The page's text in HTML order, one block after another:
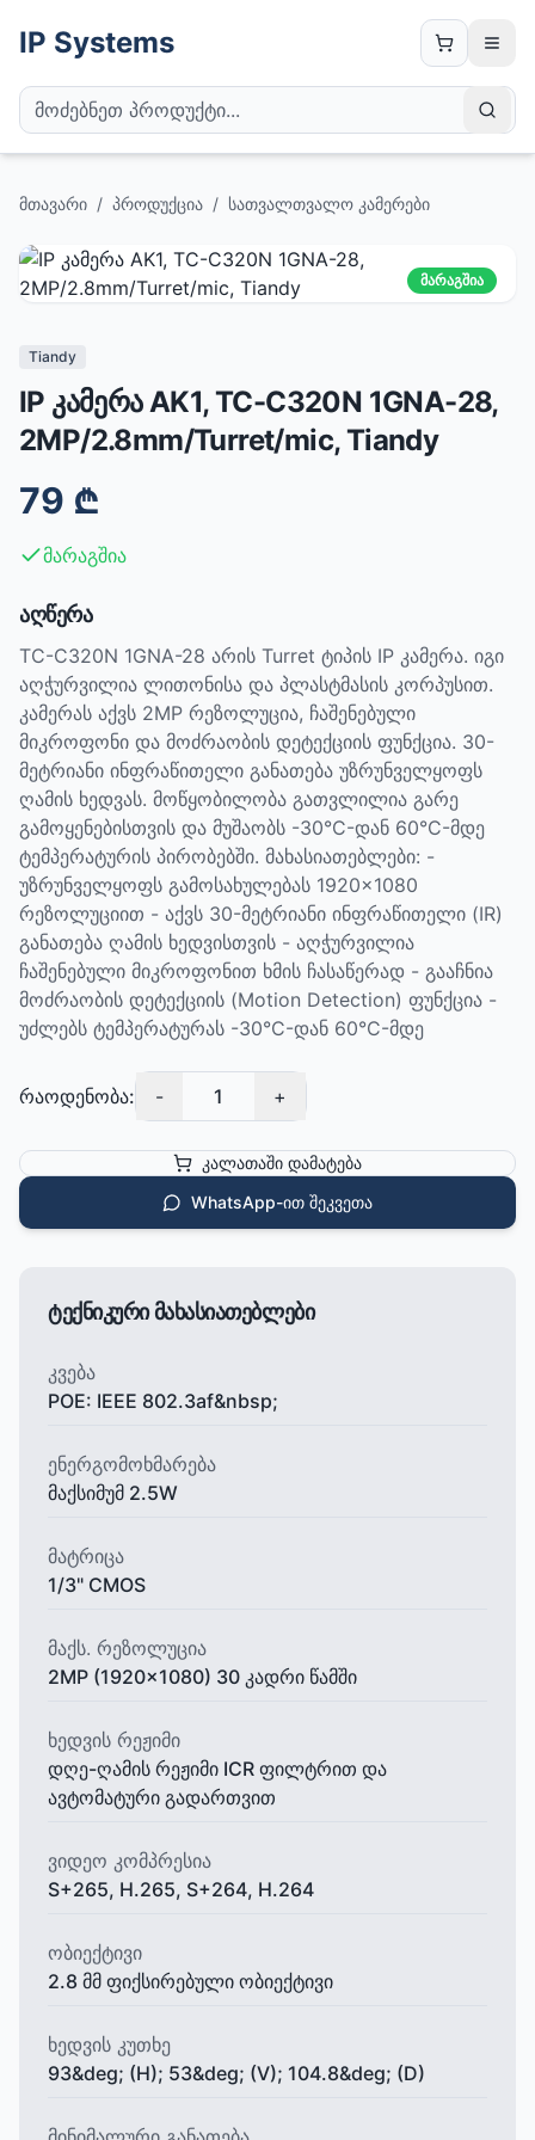
IP Systems
მთავარი / პროდუქცია / სათვალთვალო კამერები
მარაგშია
Tiandy
IP კამერა AK1, TC-C320N 1GNA-28,
2MP/2.8mm/Turret/mic, Tiandy
79 ₾
მარაგშია
აღწერა
TC-C320N 1GNA-28 არის Turret ტიპის IP კამერა. იგი
აღჭურვილია ლითონისა და პლასტმასის კორპუსით.
კამერას აქვს 2MP რეზოლუცია, ჩაშენებული
მიკროფონი და მოძრაობის დეტექციის ფუნქცია. 30-
მეტრიანი ინფრაწითელი განათება უზრუნველყოფს
ღამის ხედვას. მოწყობილობა გათვლილია გარე
გამოყენებისთვის და მუშაობს -30°C-დან 60°C-მდე
ტემპერატურის პირობებში. მახასიათებლები: -
უზრუნველყოფს გამოსახულებას 1920×1080
რეზოლუციით - აქვს 30-მეტრიანი ინფრაწითელი (IR)
განათება ღამის ხედვისთვის - აღჭურვილია
ჩაშენებული მიკროფონით ხმის ჩასაწერად - გააჩნია
მოძრაობის დეტექციის (Motion Detection) ფუნქცია -
უძლებს ტემპერატურას -30°C-დან 60°C-მდე
რაოდენობა: - 1 +
კალათაში დამატება
WhatsApp-ით შეკვეთა
ტექნიკური მახასიათებლები
კვება
POE: IEEE 802.3af&nbsp;
ენერგომოხმარება
მაქსიმუმ 2.5W
მატრიცა
1/3" CMOS
მაქს. რეზოლუცია
2MP (1920x1080) 30 კადრი წამში
ხედვის რეჟიმი
დღე-ღამის რეჟიმი ICR ფილტრით და
ავტომატური გადართვით
ვიდეო კომპრესია
S+265, H.265, S+264, H.264
ობიექტივი
2.8 მმ ფიქსირებული ობიექტივი
ხედვის კუთხე
93&deg; (H); 53&deg; (V); 104.8&deg; (D)